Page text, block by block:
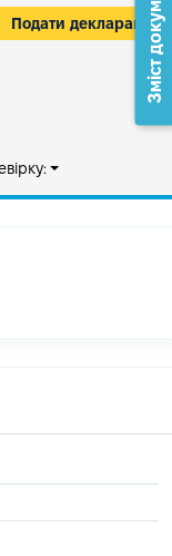
Подати декларацію
Зміст документа